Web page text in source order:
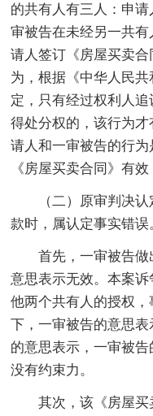
的共有人有三人：申
审被告在未经另一共
请人签订《房屋买卖
为，根据《中华人民
定，只有经过权利人
得处分权的，该行为
请人和一审被告的行
《房屋买卖合同》有
（二）原审判决认
款时，属认定事实错误
首先，一审被告做
意思表示无效。本案
他两个共有人的授权
下，一审被告的意思
的意思表示，一审被
没有约束力。
其次，该《房屋买